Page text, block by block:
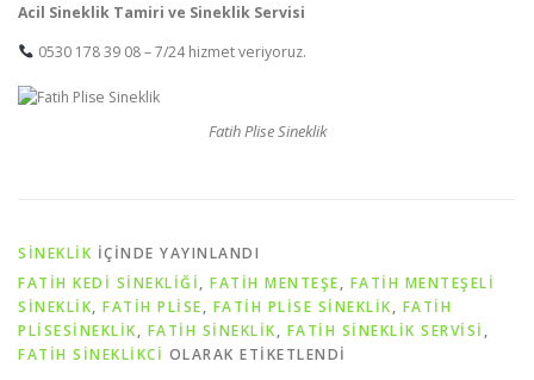
Acil Sineklik Tamiri ve Sineklik Servisi
0530 178 39 08 – 7/24 hizmet veriyoruz.
Fatih Plise Sineklik
SİNEKLİK IÇINDE YAYINLANDI
FATİH KEDİ SİNEKLİĞİ, FATİH MENTEŞE, FATİH MENTEŞELİ
SİNEKLİK, FATİH PLİSE, FATİH PLİSE SİNEKLİK, FATİH
PLİSESİNEKLİK, FATİH SİNEKLİK, FATİH SİNEKLİK SERVİSİ ,
FATİH SİNEKLİKCİ OLARAK ETIKETLENDI